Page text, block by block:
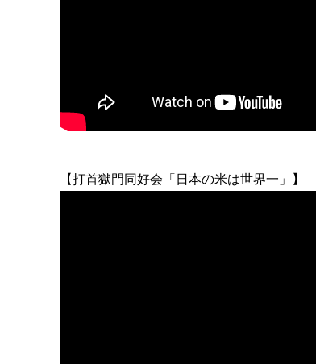
【打首獄門同好会「日本の米は世界一」】